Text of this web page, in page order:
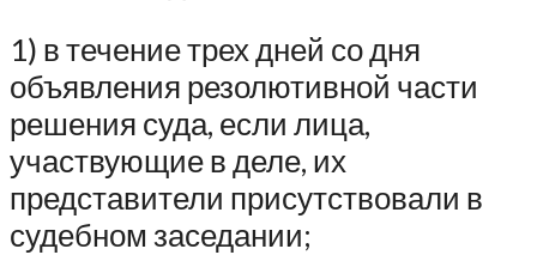
1) в течение трех дней со дня
объявления резолютивной части
решения суда, если лица,
участвующие в деле, их
представители присутствовали в
судебном заседании;